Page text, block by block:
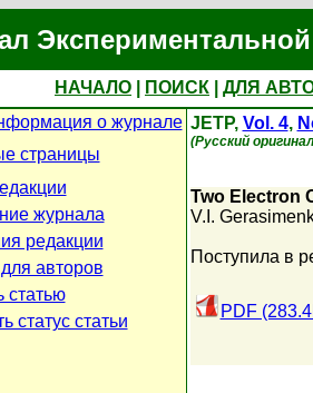
НАЧАЛО ПОИСК ДЛЯ
о журнале
страницы
журнала
редакции
авторов
статью
статус статьи
JETP, Vol. 4,
(Русский
Two Electron
V.I.
Поступила в
PDF